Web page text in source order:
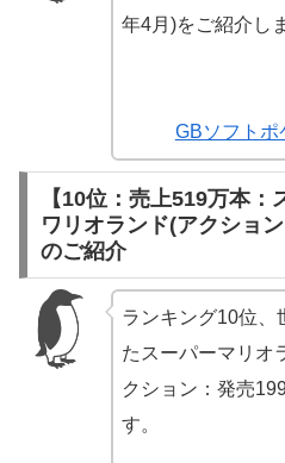
年4月)をご紹介し
GBソフトポ
【10位：売上519万本
ワリオランド(アクショ
のご紹介
ランキング10位、
たスーパーマリオ
クション：発売
す。